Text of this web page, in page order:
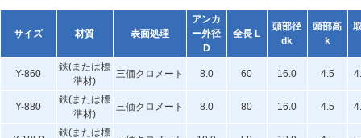
サイズ 材質 表面処理
アンカ
ー外径
D
全長 L
頭部径
dk
頭部高
k
Y-860
鉄(または標
準材)
三価クロメート 8.0 60 16.0 4.5
Y-880
鉄(または標
準材)
三価クロメート 8.0 80 16.0 4.5
鉄(または標